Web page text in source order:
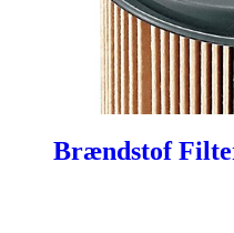
Brændstof